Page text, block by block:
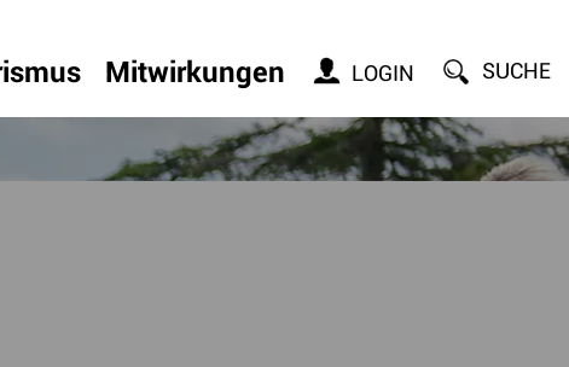
Mitwirkungen LOGIN SUCHE